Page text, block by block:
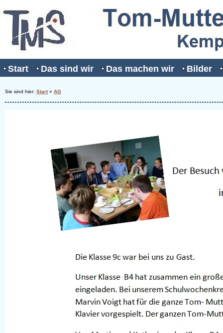
Start Das sind wir Das machen wir Bilder
Sie sind hier: Start» AG